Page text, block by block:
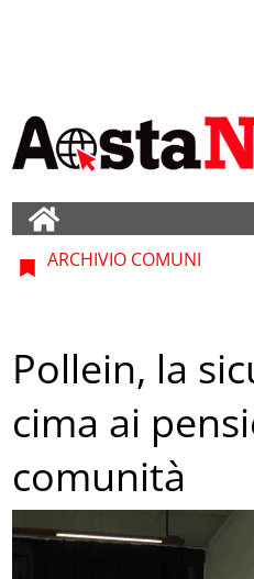
ARCHIVIO COMUNI
Pollein, la
cima ai
comunità